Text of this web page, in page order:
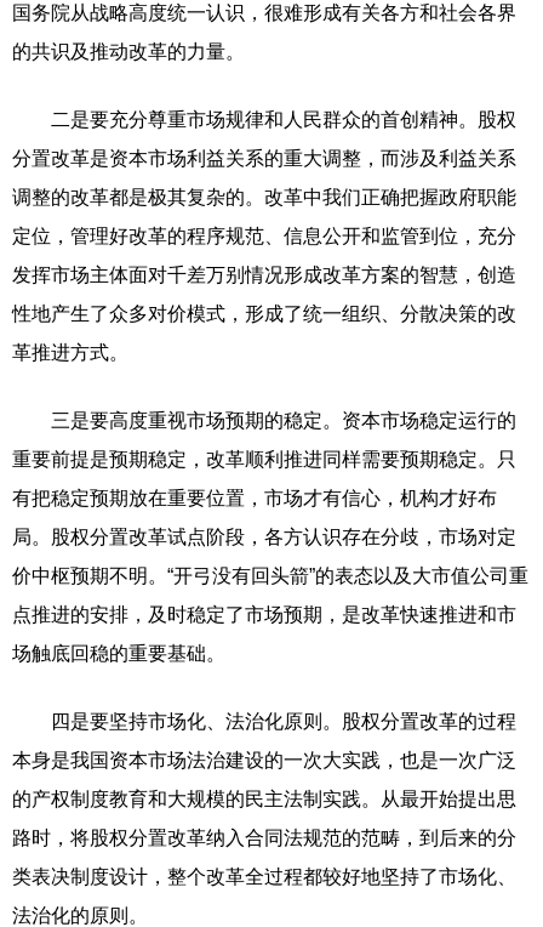
国务院从战略高度统一认识，很难形成有关各方和社会各界
的共识及推动改革的力量。
二是要充分尊重市场规律和人民群众的首创精神。股权
分置改革是资本市场利益关系的重大调整，而涉及利益关系
调整的改革都是极其复杂的。改革中我们正确把握政府职能
定位，管理好改革的程序规范、信息公开和监管到位，充分
发挥市场主体面对千差万别情况形成改革方案的智慧，创造
性地产生了众多对价模式，形成了统一组织、分散决策的改
革推进方式。
三是要高度重视市场预期的稳定。资本市场稳定运行的
重要前提是预期稳定，改革顺利推进同样需要预期稳定。只
有把稳定预期放在重要位置，市场才有信心，机构才好布
局。股权分置改革试点阶段，各方认识存在分歧，市场对定
价中枢预期不明。“开弓没有回头箭”的表态以及大市值公司重
点推进的安排，及时稳定了市场预期，是改革快速推进和市
场触底回稳的重要基础。
四是要坚持市场化、法治化原则。股权分置改革的过程
本身是我国资本市场法治建设的一次大实践，也是一次广泛
的产权制度教育和大规模的民主法制实践。从最开始提出思
路时，将股权分置改革纳入合同法规范的范畴，到后来的分
类表决制度设计，整个改革全过程都较好地坚持了市场化、
法治化的原则。